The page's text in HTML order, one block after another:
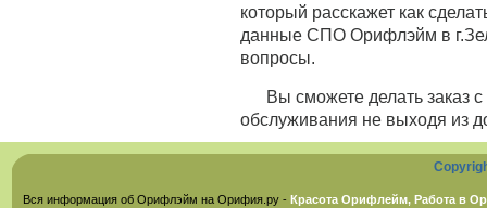
который расскажет как
данные СПО Орифлэйм в
вопросы.
Вы сможете делать заказ
обслуживания не выходя из
Вся информация об Орифлэйм на Орифия.ру - Красота Орифлейм, Работа в